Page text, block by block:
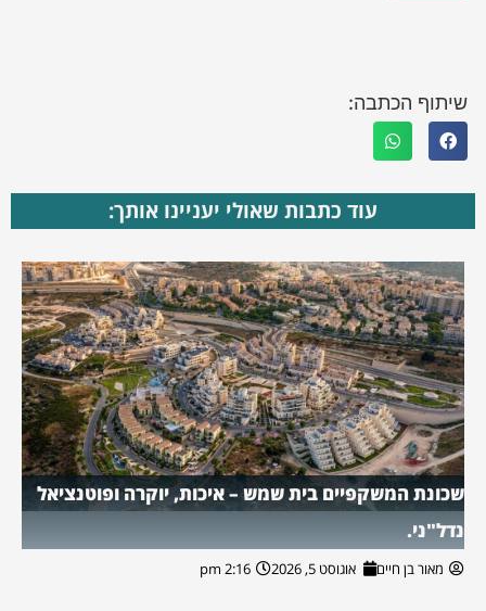
שיתוף הכתבה:
עוד כתבות שאולי יעניינו אותך:
שכונת המשקפיים בית שמש – איכות, יוקרה ופוטנציאל
נדל"ני.
מאור בן חיים אוגוסט 5, 2026 2:16 pm